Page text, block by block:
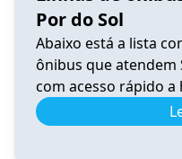
Por do Sol
Abaixo está a lista
ônibus que atendem
com acesso rápido
informações
Itinerário 0.020 –